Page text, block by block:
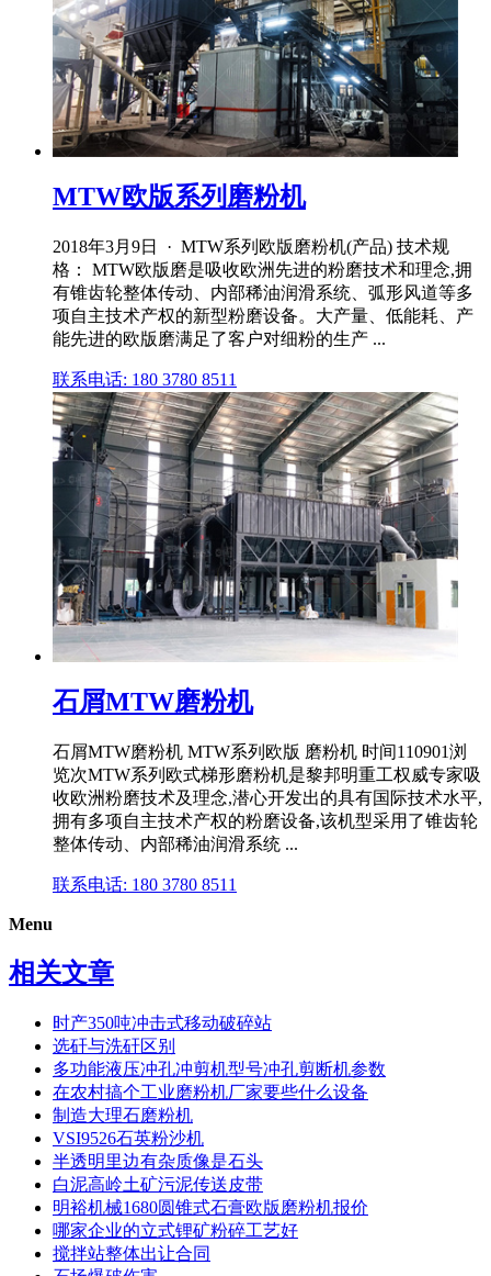
MTW欧版系列磨粉机
2018年3月9日 · MTW系列欧版磨粉机(产品) 技术规
格： MTW欧版磨是吸收欧洲先进的粉磨技术和理念,拥
有锥齿轮整体传动、内部稀油润滑系统、弧形风道等多
项自主技术产权的新型粉磨设备。大产量、低能耗、产
能先进的欧版磨满足了客户对细粉的生产 ...
联系电话: 180 3780 8511
石屑MTW磨粉机
石屑MTW磨粉机 MTW系列欧版 磨粉机 时间110901浏
览次MTW系列欧式梯形磨粉机是黎邦明重工权威专家吸
收欧洲粉磨技术及理念,潜心开发出的具有国际技术水平,
拥有多项自主技术产权的粉磨设备,该机型采用了锥齿轮
整体传动、内部稀油润滑系统 ...
联系电话: 180 3780 8511
Menu
相关文章
时产350吨冲击式移动破碎站
选矸与洗矸区别
多功能液压冲孔冲剪机型号冲孔剪断机参数
在农村搞个工业磨粉机厂家要些什么设备
制造大理石磨粉机
VSI9526石英粉沙机
半透明里边有杂质像是石头
白泥高岭土矿污泥传送皮带
明裕机械1680圆锥式石膏欧版磨粉机报价
哪家企业的立式锂矿粉碎工艺好
搅拌站整体出让合同